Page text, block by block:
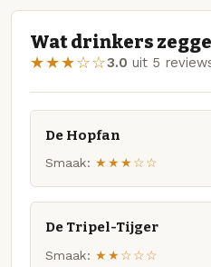
Wat drinkers
★★★☆☆3.0 uit 5
De Hopfan
Smaak: ★★★☆☆
De Tripel-Tijger
Smaak: ★★☆☆☆